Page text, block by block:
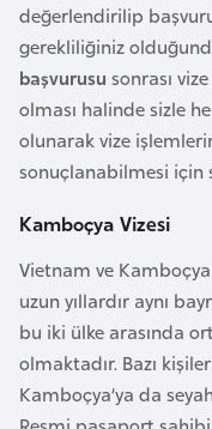
değerlendirilip
gerekliliğiniz
başvurusu sonrası
olması halinde sizle
olunarak vize
sonuçlanabilmesi için
Kamboçya Vizesi
Vietnam ve
uzun yıllardır aynı
bu iki ülke arasında
olmaktadır. Bazı
Kamboçya’ya da
G
u
y
a
n
H
i
n
d
i